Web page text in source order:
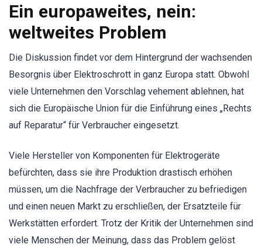
Ein europaweites, nein:
weltweites Problem
Die Diskussion findet vor dem Hintergrund der wachsenden
Besorgnis über Elektroschrott in ganz Europa statt. Obwohl
viele Unternehmen den Vorschlag vehement ablehnen, hat
sich die Europäische Union für die Einführung eines „Rechts
auf Reparatur“ für Verbraucher eingesetzt.
Viele Hersteller von Komponenten für Elektrogeräte
befürchten, dass sie ihre Produktion drastisch erhöhen
müssen, um die Nachfrage der Verbraucher zu befriedigen
und einen neuen Markt zu erschließen, der Ersatzteile für
Werkstätten erfordert. Trotz der Kritik der Unternehmen sind
viele Menschen der Meinung, dass das Problem gelöst